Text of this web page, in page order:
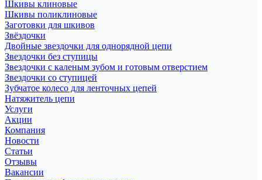
Шкивы клиновые
Шкивы поликлиновые
Заготовки для шкивов
Звёздочки
Двойные звездочки для однорядной цепи
Звездочки без ступицы
Звездочки с каленым зубом и готовым отверстием
Звездочки со ступицей
Зубчатое колесо для ленточных цепей
Натяжитель цепи
Услуги
Акции
Компания
Новости
Статьи
Отзывы
Вакансии